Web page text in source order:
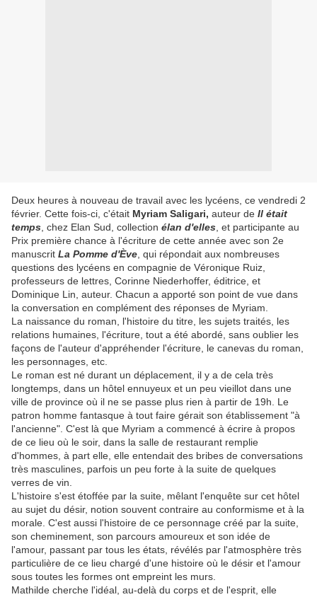
Deux heures à nouveau de travail avec les lycéens, ce vendredi 2
février. Cette fois-ci, c'était Myriam Saligari, auteur de Il était
temps , chez Elan Sud, collection élan d'elles , et participante au
Prix première chance à l'écriture de cette année avec son 2e
manuscrit La Pomme d'Ève , qui répondait aux nombreuses
questions des lycéens en compagnie de Véronique Ruiz,
professeurs de lettres, Corinne Niederhoffer, éditrice, et
Dominique Lin, auteur. Chacun a apporté son point de vue dans
la conversation en complément des réponses de Myriam.
La naissance du roman, l'histoire du titre, les sujets traités, les
relations humaines, l'écriture, tout a été abordé, sans oublier les
façons de l'auteur d'appréhender l'écriture, le canevas du roman,
les personnages, etc.
Le roman est né durant un déplacement, il y a de cela très
longtemps, dans un hôtel ennuyeux et un peu vieillot dans une
ville de province où il ne se passe plus rien à partir de 19h. Le
patron homme fantasque à tout faire gérait son établissement "à
l'ancienne". C'est là que Myriam a commencé à écrire à propos
de ce lieu où le soir, dans la salle de restaurant remplie
d'hommes, à part elle, elle entendait des bribes de conversations
très masculines, parfois un peu forte à la suite de quelques
verres de vin.
L'histoire s'est étoffée par la suite, mêlant l'enquête sur cet hôtel
au sujet du désir, notion souvent contraire au conformisme et à la
morale. C'est aussi l'histoire de ce personnage créé par la suite,
son cheminement, son parcours amoureux et son idée de
l'amour, passant par tous les états, révélés par l'atmosphère très
particulière de ce lieu chargé d'une histoire où le désir et l'amour
sous toutes les formes ont empreint les murs.
Mathilde cherche l'idéal, au-delà du corps et de l'esprit, elle